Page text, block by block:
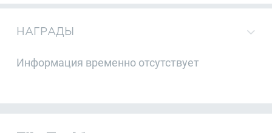
НАГРАДЫ
Информация временно отсутствует